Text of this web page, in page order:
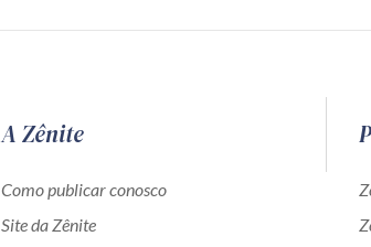
A Zênite
Como publicar conosco
Site da Zênite